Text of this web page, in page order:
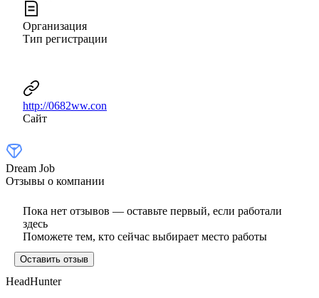
Организация
Тип регистрации
http://0682ww.con
Сайт
Dream Job
Отзывы о компании
Пока нет отзывов — оставьте первый, если работали
здесь
Поможете тем, кто сейчас выбирает место работы
Оставить отзыв
HeadHunter